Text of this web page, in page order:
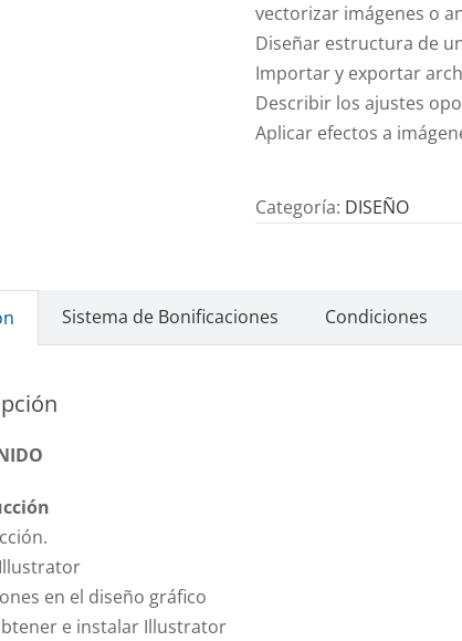
vectorizar imágenes o
Diseñar estructura de
Importar y exportar
Describir los ajustes
Aplicar efectos a
Categoría: DISEÑO
Sistema de Bonificaciones Condiciones
en el diseño gráfico
e instalar Illustrator